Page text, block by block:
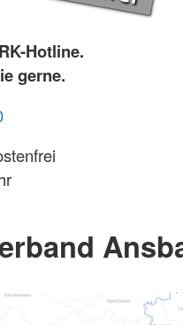
Hotline.
gerne.